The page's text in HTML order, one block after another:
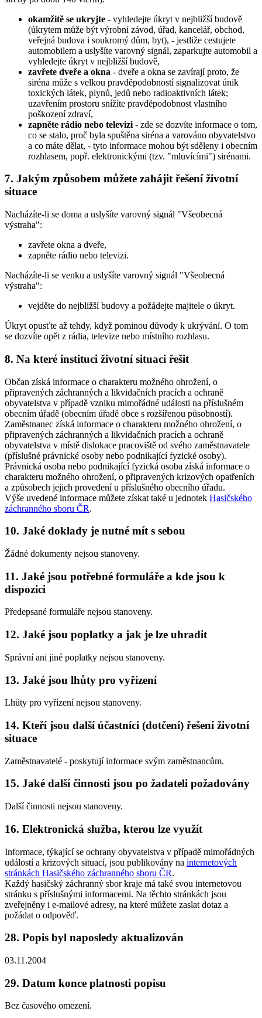
okamžitě se ukryjte - vyhledejte úkryt v nejbližší budově
(úkrytem může být výrobní závod, úřad, kancelář, obchod,
veřejná budova i soukromý dům, byt), - jestliže cestujete
automobilem a uslyšíte varovný signál, zaparkujte automobil a
vyhledejte úkryt v nejbližší budově,
zavřete dveře a okna - dveře a okna se zavírají proto, že
siréna může s velkou pravděpodobností signalizovat únik
toxických látek, plynů, jedů nebo radioaktivních látek;
uzavřením prostoru snížíte pravděpodobnost vlastního
poškození zdraví,
zapněte rádio nebo televizi - zde se dozvíte informace o tom,
co se stalo, proč byla spuštěna siréna a varováno obyvatelstvo
a co máte dělat, - tyto informace mohou být sděleny i obecním
rozhlasem, popř. elektronickými (tzv. "mluvícími") sirénami.
7. Jakým způsobem můžete zahájit řešení životní
situace
Nacházíte-li se doma a uslyšíte varovný signál "Všeobecná
výstraha":
zavřete okna a dveře,
zapněte rádio nebo televizi.
Nacházíte-li se venku a uslyšíte varovný signál "Všeobecná
výstraha":
vejděte do nejbližší budovy a požádejte majitele o úkryt.
Úkryt opusťte až tehdy, když pominou důvody k ukrývání. O tom
se dozvíte opět z rádia, televize nebo místního rozhlasu.
8. Na které instituci životní situaci řešit
Občan získá informace o charakteru možného ohrožení, o
připravených záchranných a likvidačních pracích a ochraně
obyvatelstva v případě vzniku mimořádné události na příslušném
obecním úřadě (obecním úřadě obce s rozšířenou působností).
Zaměstnanec získá informace o charakteru možného ohrožení, o
připravených záchranných a likvidačních pracích a ochraně
obyvatelstva v místě dislokace pracoviště od svého zaměstnavatele
(příslušné právnické osoby nebo podnikající fyzické osoby).
Právnická osoba nebo podnikající fyzická osoba získá informace o
charakteru možného ohrožení, o připravených krizových opatřeních
a způsobech jejich provedení u příslušného obecního úřadu.
Výše uvedené informace můžete získat také u jednotek Hasičského
záchranného sboru ČR.
10. Jaké doklady je nutné mít s sebou
Žádné dokumenty nejsou stanoveny.
11. Jaké jsou potřebné formuláře a kde jsou k
dispozici
Předepsané formuláře nejsou stanoveny.
12. Jaké jsou poplatky a jak je lze uhradit
Správní ani jiné poplatky nejsou stanoveny.
13. Jaké jsou lhůty pro vyřízení
Lhůty pro vyřízení nejsou stanoveny.
14. Kteří jsou další účastníci (dotčení) řešení životní
situace
Zaměstnavatelé - poskytují informace svým zaměstnancům.
15. Jaké další činnosti jsou po žadateli požadovány
Další činnosti nejsou stanoveny.
16. Elektronická služba, kterou lze využít
Informace, týkající se ochrany obyvatelstva v případě mimořádných
událostí a krizových situací, jsou publikovány na internetových
stránkách Hasičského záchranného sboru ČR.
Každý hasičský záchranný sbor kraje má také svou internetovou
stránku s příslušnými informacemi. Na těchto stránkách jsou
zveřejněny i e-mailové adresy, na které můžete zaslat dotaz a
požádat o odpověď.
28. Popis byl naposledy aktualizován
03.11.2004
29. Datum konce platnosti popisu
Bez časového omezení.